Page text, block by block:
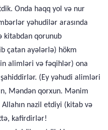
Onda haqq yol və nur
yəhudilər arasında
kitabdan qorunub
çatan ayələrlə) hökm
alimləri və fəqihlər) ona
(Ey yəhudi alimləri
Məndən qorxun. Mənim
nazil etdiyi (kitab və
kafirdirlər!